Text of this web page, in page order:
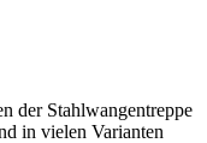
der Stahlwangentreppe
in vielen Varianten